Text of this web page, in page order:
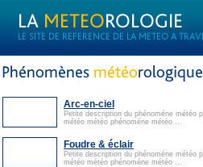
Arc-en-ciel
Petite description du phénoméne météo
météo météo phénoméne météo ...
Foudre & éclair
Petite description du phénoméne météo
météo météo phénoméne météo ...